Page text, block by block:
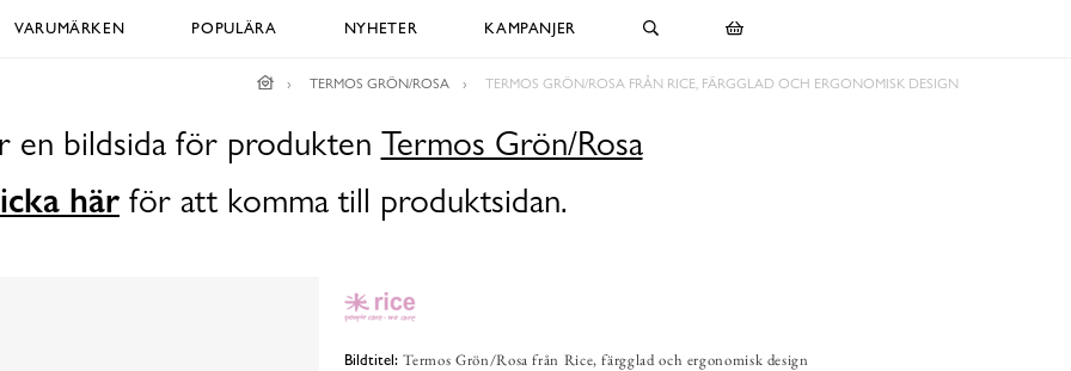
VARUMÄRKEN POPULÄRA NYHETER KAMPANJER
TERMOS GRÖN/ROSA TERMOS GRÖN/ROSA FRÅN RICE, FÄRGGLAD OCH ERGONOMISK DESIGN
en bildsida för produkten Termos Grön/Rosa
här för att komma till produktsidan.
Bildtitel: Termos Grön/Rosa från Rice, färgglad och ergonomisk design